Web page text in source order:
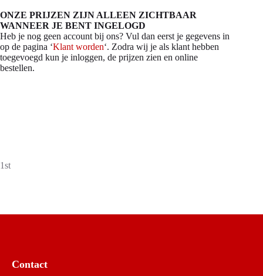
ONZE PRIJZEN ZIJN ALLEEN ZICHTBAAR
WANNEER JE BENT INGELOGD
Heb je nog geen account bij ons? Vul dan eerst je gegevens in
op de pagina ‘Klant worden‘. Zodra wij je als klant hebben
toegevoegd kun je inloggen, de prijzen zien en online
bestellen.
1st
Contact